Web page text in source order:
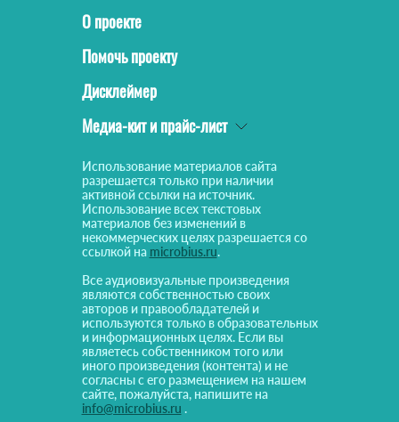
О проекте
Помочь проекту
Дисклеймер
Медиа-кит и прайс-лист
Использование материалов сайта
разрешается только при наличии
активной ссылки на источник.
Использование всех текстовых
материалов без изменений в
некоммерческих целях разрешается со
ссылкой на microbius.ru.
Все аудиовизуальные произведения
являются собственностью своих
авторов и правообладателей и
используются только в образовательных
и информационных целях. Если вы
являетесь собственником того или
иного произведения (контента) и не
согласны с его размещением на нашем
сайте, пожалуйста, напишите на
info@microbius.ru .